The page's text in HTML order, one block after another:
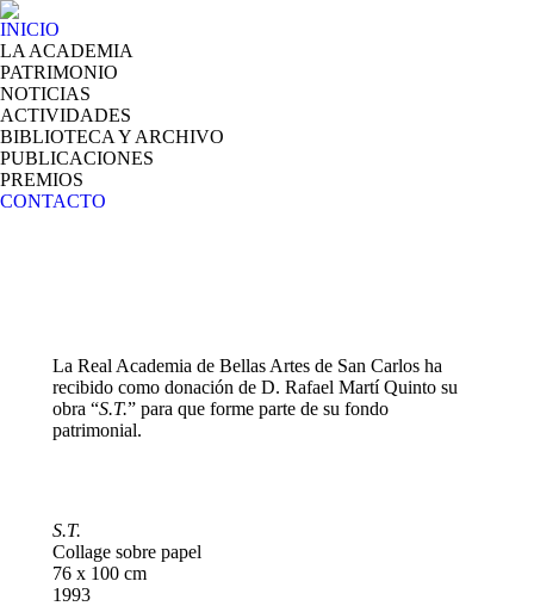
INICIO
LA ACADEMIA
PATRIMONIO
NOTICIAS
ACTIVIDADES
BIBLIOTECA Y ARCHIVO
PUBLICACIONES
PREMIOS
CONTACTO
La Real Academia de Bellas Artes de San Carlos ha
recibido como donación de D. Rafael Martí Quinto su
obra “S.T.” para que forme parte de su fondo
patrimonial.
S.T.
Collage sobre papel
76 x 100 cm
1993